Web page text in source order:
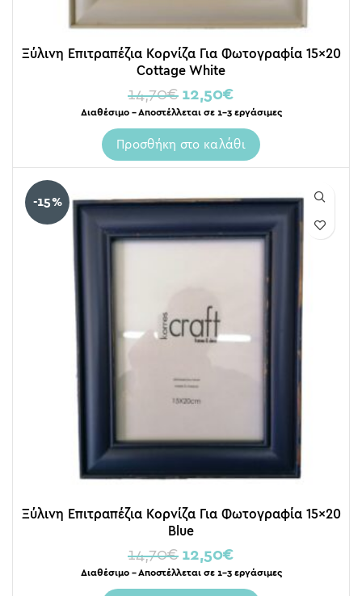
Ξύλινη Επιτραπέζια Κορνίζα Για Φωτογραφία 15×20
Cottage White
14,70€ 12,50€
Διαθέσιμο – Αποστέλλεται σε 1-3 εργάσιμες
Προσθήκη στο καλάθι
-15%
Ξύλινη Επιτραπέζια Κορνίζα Για Φωτογραφία 15×20
Blue
14,70€ 12,50€
Διαθέσιμο – Αποστέλλεται σε 1-3 εργάσιμες